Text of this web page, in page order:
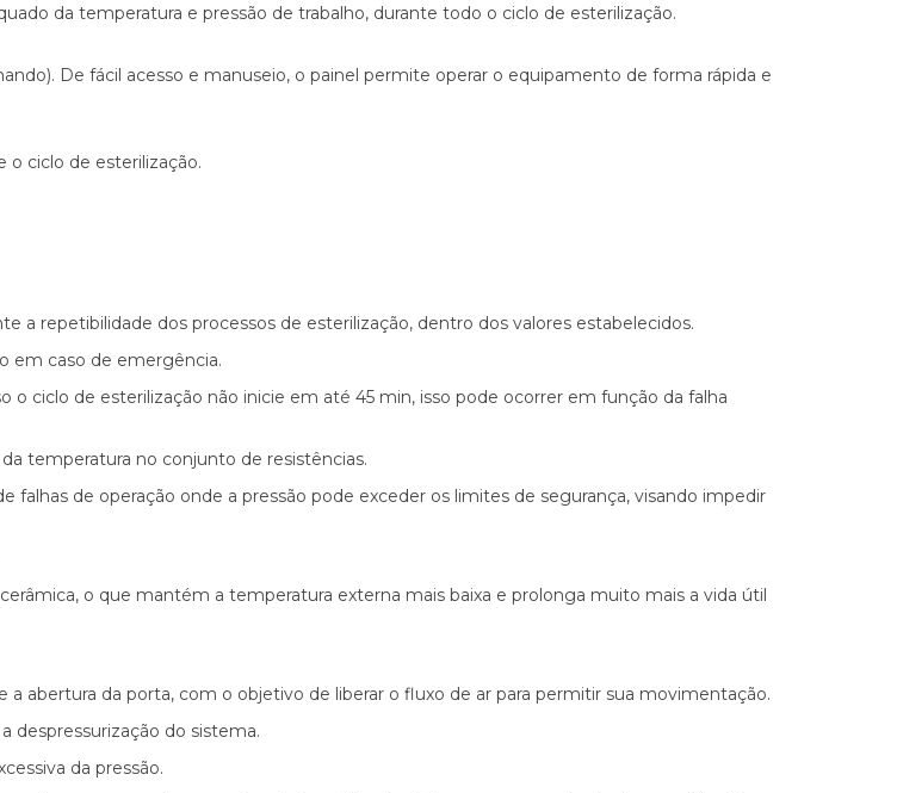
da temperatura e pressão de trabalho, durante todo o ciclo de esterilização.
De fácil acesso e manuseio, o painel permite operar o equipamento de forma rápida e
ciclo de esterilização.
repetibilidade dos processos de esterilização, dentro dos valores estabelecidos.
em caso de emergência.
ciclo de esterilização não inicie em até 45 min, isso pode ocorrer em função da falha
temperatura no conjunto de resistências.
falhas de operação onde a pressão pode exceder os limites de segurança, visando impedir
o que mantém a temperatura externa mais baixa e prolonga muito mais a vida útil
abertura da porta, com o objetivo de liberar o fluxo de ar para permitir sua movimentação.
despressurização do sistema.
da pressão.